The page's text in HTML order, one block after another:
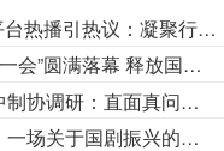
“金树林·绽放之夜”多平台热播引热议：凝聚行业精神，致敬国剧工匠
影视行业“2026开年第一会”圆满落幕 释放国剧振兴重要信号
广电总局电视剧司赴中制协调研：直面真问题，求实破新局
聚势而生，破局而行：一场关于国剧振兴的产业共振